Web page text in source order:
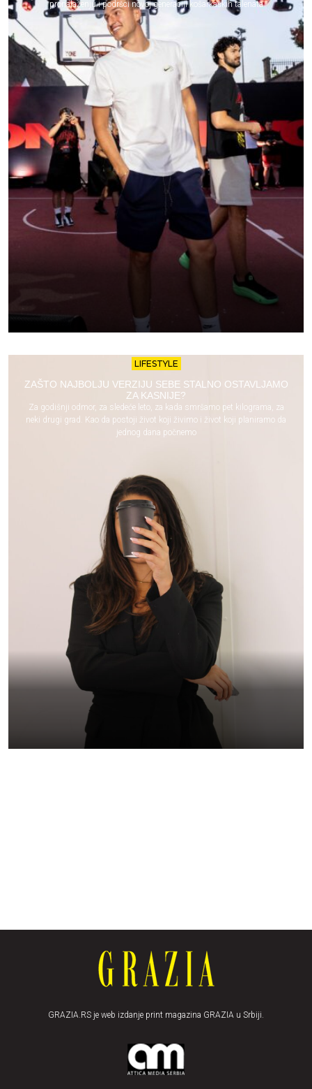
pronalaženju i podršci novoj generaciji košarkaških talenata
LIFESTYLE
ZAŠTO NAJBOLJU VERZIJU SEBE STALNO OSTAVLJAMO
ZA KASNIJE?
Za godišnji odmor, za sledeće leto, za kada smršamo pet kilograma, za
neki drugi grad. Kao da postoji život koji živimo i život koji planiramo da
jednog dana počnemo
GRAZIA.RS je web izdanje print magazina GRAZIA u Srbiji.